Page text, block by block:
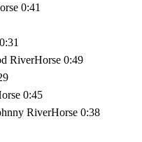
0:41
0:31
RiverHorse 0:49
0:45
RiverHorse 0:38